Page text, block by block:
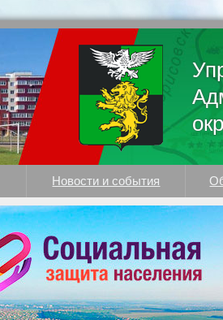
Новости и события